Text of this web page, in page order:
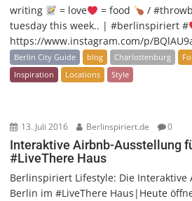
writing = love = food
/
tuesday this week.. | #berlinspiriert #
https://www.instagram.com/p/
Berlin City Guide blog Charlottenburg
Inspiration
Locations Style
13. Juli 2016 Berlinspiriert.de 0
Interaktive Airbnb-Ausstellung
#LiveThere Haus
Berlinspiriert Lifestyle: Die
Berlin im #LiveThere Haus|Heute